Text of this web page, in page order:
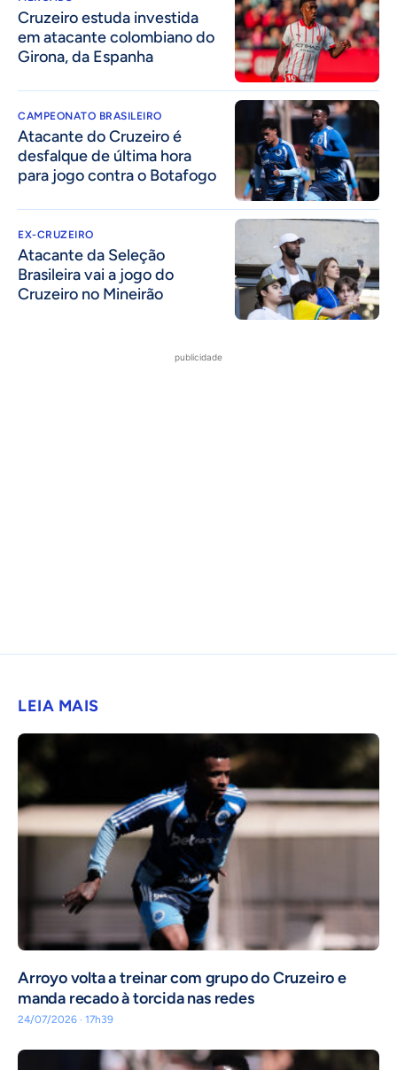
Cruzeiro estuda investida
em atacante colombiano do
Girona, da Espanha
CAMPEONATO BRASILEIRO
Atacante do Cruzeiro é
desfalque de última hora
para jogo contra o Botafogo
EX-CRUZEIRO
Atacante da Seleção
Brasileira vai a jogo do
Cruzeiro no Mineirão
publicidade
LEIA MAIS
Arroyo volta a treinar com grupo do Cruzeiro e
manda recado à torcida nas redes
24/07/2026 · 17h39